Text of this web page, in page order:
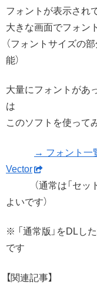
フォントが表示され
大きな画面でフォン
（フォントサイズの
能）
大量にフォントがあ
は
このソフトを使って
→ フォント一
Vector
（通常は「セット
よいです）
※ 「通常版」をDLし
です
【関連記事】